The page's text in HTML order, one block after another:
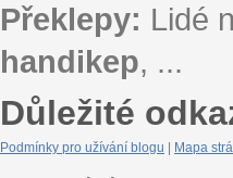
Překlepy: Lidé
handikep, ...
Důležité
Podmínky pro užívání blogu Mapa